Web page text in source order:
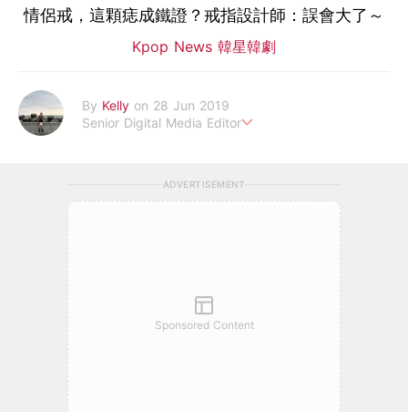
情侶戒，這顆痣成鐵證？戒指設計師：誤會大了～
Kpop News 韓星韓劇
By Kelly on 28 Jun 2019
Senior Digital Media Editor
ADVERTISEMENT
Sponsored Content